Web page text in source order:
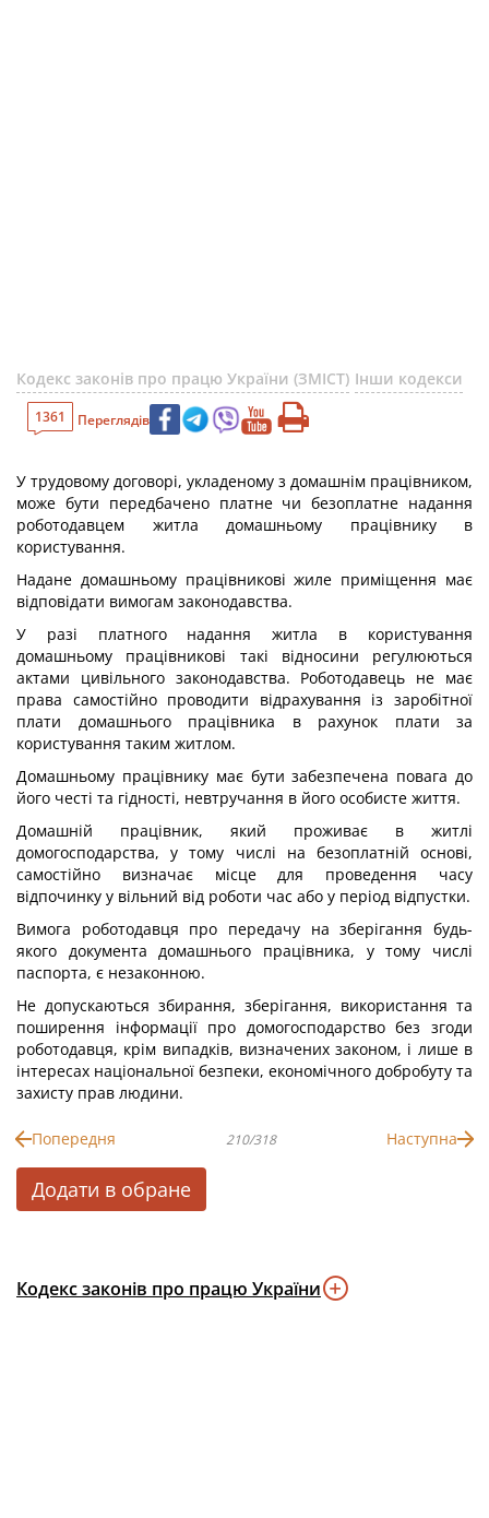
Кодекс законів про працю України (ЗМІСТ) Інши кодекси
1361 Переглядів
У трудовому договорі, укладеному з домашнім працівником,
може бути передбачено платне чи безоплатне надання
роботодавцем житла домашньому працівнику в
користування.
Надане домашньому працівникові жиле приміщення має
відповідати вимогам законодавства.
У разі платного надання житла в користування
домашньому працівникові такі відносини регулюються
актами цивільного законодавства. Роботодавець не має
права самостійно проводити відрахування із заробітної
плати домашнього працівника в рахунок плати за
користування таким житлом.
Домашньому працівнику має бути забезпечена повага до
його честі та гідності, невтручання в його особисте життя.
Домашній працівник, який проживає в житлі
домогосподарства, у тому числі на безоплатній основі,
самостійно визначає місце для проведення часу
відпочинку у вільний від роботи час або у період відпустки.
Вимога роботодавця про передачу на зберігання будь-
якого документа домашнього працівника, у тому числі
паспорта, є незаконною.
Не допускаються збирання, зберігання, використання та
поширення інформації про домогосподарство без згоди
роботодавця, крім випадків, визначених законом, і лише в
інтересах національної безпеки, економічного добробуту та
захисту прав людини.
Попередня 210/318 Наступна
Додати в обране
Кодекс законів про працю України